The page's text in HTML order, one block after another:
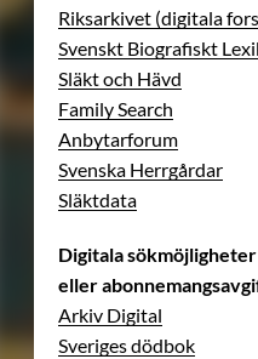
Riksarkivet (digitala
Svenskt Biografiskt
Släkt och Hävd
Family Search
Anbytarforum
Svenska Herrgårdar
Släktdata
Digitala
eller
Arkiv Digital
Sveriges dödbok